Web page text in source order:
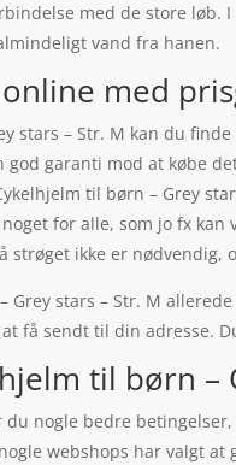
med de store løb.
vand fra hanen.
med
stars – Str. M kan du
god garanti mod at købe
til børn – Grey
for alle, som jo fx
strøget ikke er nødvendig,
Grey stars – Str. M
få sendt til din adresse.
til børn
nogle bedre
webshops har valgt